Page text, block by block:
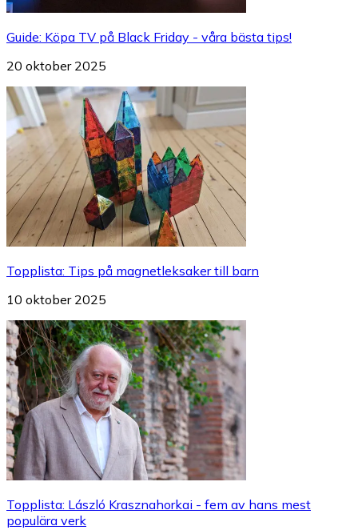
Guide: Köpa TV på Black Friday - våra bästa tips!
20 oktober 2025
Topplista: Tips på magnetleksaker till barn
10 oktober 2025
Topplista: László Krasznahorkai - fem av hans mest
populära verk